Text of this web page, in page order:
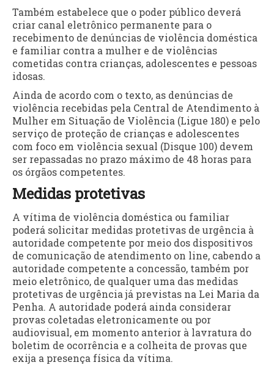
Também estabelece que o poder público deverá
criar canal eletrônico permanente para o
recebimento de denúncias de violência doméstica
e familiar contra a mulher e de violências
cometidas contra crianças, adolescentes e pessoas
idosas.
Ainda de acordo com o texto, as denúncias de
violência recebidas pela Central de Atendimento à
Mulher em Situação de Violência (Ligue 180) e pelo
serviço de proteção de crianças e adolescentes
com foco em violência sexual (Disque 100) devem
ser repassadas no prazo máximo de 48 horas para
os órgãos competentes.
Medidas protetivas
A vítima de violência doméstica ou familiar
poderá solicitar medidas protetivas de urgência à
autoridade competente por meio dos dispositivos
de comunicação de atendimento on line, cabendo a
autoridade competente a concessão, também por
meio eletrônico, de qualquer uma das medidas
protetivas de urgência já previstas na Lei Maria da
Penha. A autoridade poderá ainda considerar
provas coletadas eletronicamente ou por
audiovisual, em momento anterior à lavratura do
boletim de ocorrência e a colheita de provas que
exija a presença física da vítima.